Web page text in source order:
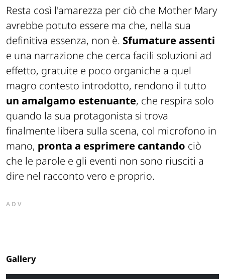
Resta così l'amarezza per ciò che Mother Mary
avrebbe potuto essere ma che, nella sua
definitiva essenza, non è. Sfumature assenti
e una narrazione che cerca facili soluzioni ad
effetto, gratuite e poco organiche a quel
magro contesto introdotto, rendono il tutto
un amalgamo estenuante, che respira solo
quando la sua protagonista si trova
finalmente libera sulla scena, col microfono in
mano, pronta a esprimere cantando ciò
che le parole e gli eventi non sono riusciti a
dire nel racconto vero e proprio.
ADV
Gallery